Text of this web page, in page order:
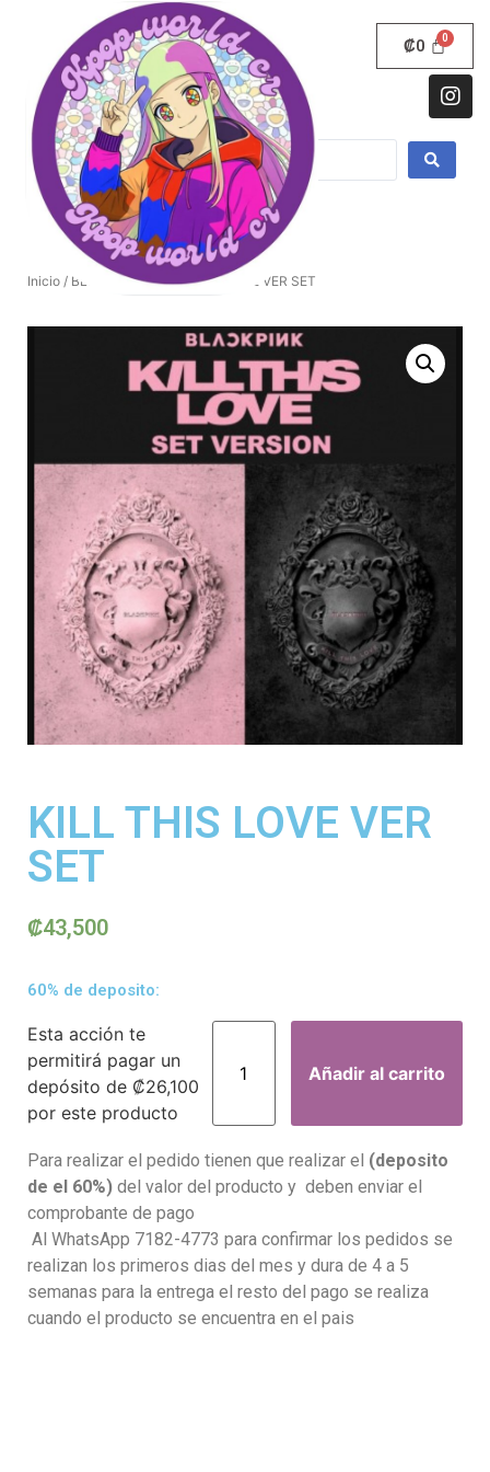
₡0
Inicio / BLACK PINK/ KILL THIS LOVE VER SET
KILL THIS LOVE VER
SET
₡43,500
60% de deposito:
Esta acción te
permitirá pagar un
depósito de ₡26,100
por este producto
Añadir al carrito
Para realizar el pedido tienen que realizar el (deposito
de el 60%) del valor del producto y deben enviar el
comprobante de pago
Al WhatsApp 7182-4773 para confirmar los pedidos se
realizan los primeros dias del mes y dura de 4 a 5
semanas para la entrega el resto del pago se realiza
cuando el producto se encuentra en el pais